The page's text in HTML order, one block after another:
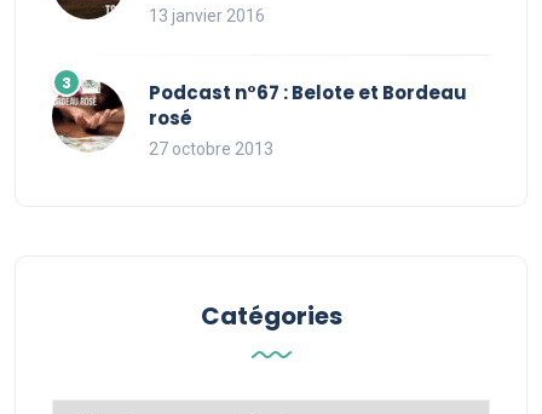
13 janvier 2016
Podcast n°67 : Belote et Bordeau
rosé
27 octobre 2013
Catégories